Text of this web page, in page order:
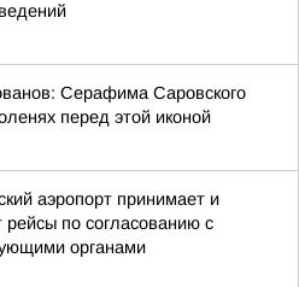
Серафима Саровского
перед этой иконой
аэропорт принимает и
рейсы по согласованию с
органами